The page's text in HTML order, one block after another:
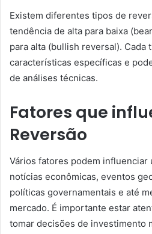
Existem diferentes tipos de
tendência de alta para baixa
para alta (bullish reversal). Cada
características específicas e
de análises técnicas.
Fatores que
Reversão
Vários fatores podem influenciar
notícias econômicas, eventos
políticas governamentais e até
mercado. É importante estar
tomar decisões de investimento